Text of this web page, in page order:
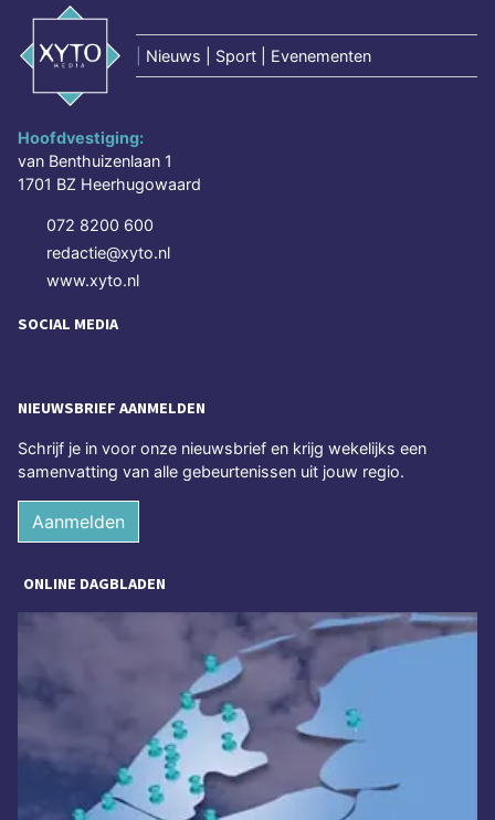
Nieuws | Sport | Evenementen
Hoofdvestiging:
van Benthuizenlaan 1
1701 BZ Heerhugowaard
072 8200 600
redactie@xyto.nl
www.xyto.nl
SOCIAL MEDIA
NIEUWSBRIEF AANMELDEN
Schrijf je in voor onze nieuwsbrief en krijg wekelijks een
samenvatting van alle gebeurtenissen uit jouw regio.
Aanmelden
ONLINE DAGBLADEN